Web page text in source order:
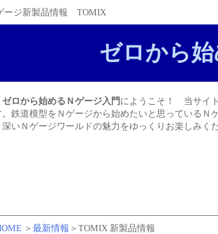
ージ新製品情報 TOMIX
ゼロから
ゼロから始めるＮゲージ入門 にようこそ！ 当サイ
。鉄道模型をＮゲージから始めたいと思っているＮ
深いＮゲージワールドの魅力をゆっくりお楽しみく
＞ 最新情報 ＞TOMIX 新製品情報